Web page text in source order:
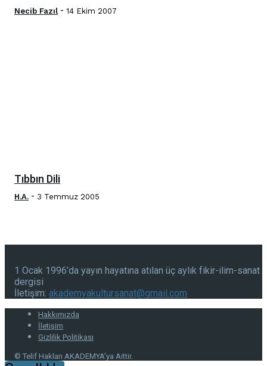
Necib Fazıl - 14 Ekim 2007
Tıbbın Dili
H.A. - 3 Temmuz 2005
1 Ocak 1996’da yayın hayatına atılan üç aylık fikir-ilim-sanat
dergisi
İletişim: akademyakultursanat@gmail.com
Hakkımızda
İletişim
Gizlilik Politikası
© Telif Hakları AKADEMYA'ya Aittir.